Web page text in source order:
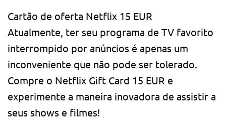
Cartão de oferta Netflix 15 EUR
Atualmente, ter seu programa de TV favorito
interrompido por anúncios é apenas um
inconveniente que não pode ser tolerado.
Compre o Netflix Gift Card 15 EUR e
experimente a maneira inovadora de assistir a
seus shows e filmes!